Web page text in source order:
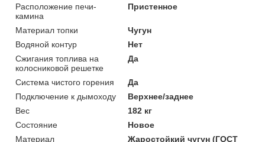
Расположение печи-
камина
Пристенное
Материал топки
Чугун
Водяной контур
Нет
Сжигания топлива на
колосниковой решетке
Да
Система чистого горения
Да
Подключение к дымоходу
Верхнее/заднее
Вес
182 кг
Состояние
Новое
Материал
Жаростойкий чугун (ГОСТ